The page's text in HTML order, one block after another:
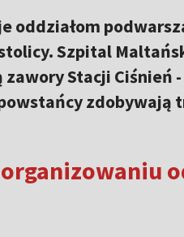
oddziałom
Szpital
Stacji Ciśnień
zdobywają